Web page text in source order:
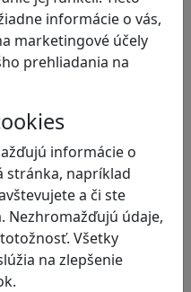
informácie o vás,
marketingové účely
prehliadania na
informácie o
stránka, napríklad
a či ste
Nezhromažďujú údaje,
Všetky
na zlepšenie
vytvoriť
s programovaním…